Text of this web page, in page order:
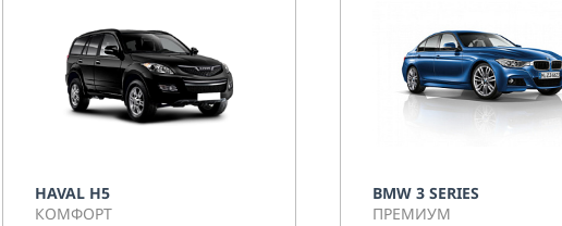
HAVAL H5
КОМФОРТ
BMW 3 SERIES
ПРЕМИУМ